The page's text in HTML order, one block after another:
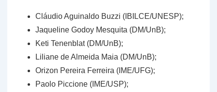
Cláudio Aguinaldo Buzzi (IBILCE/UNESP);
Jaqueline Godoy Mesquita (DM/UnB);
Keti Tenenblat (DM/UnB);
Liliane de Almeida Maia (DM/UnB);
Orizon Pereira Ferreira (IME/UFG);
Paolo Piccione (IME/USP);